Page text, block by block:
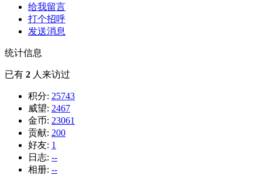
给我留言
打个招呼
发送消息
统计信息
已有 2 人来访过
积分: 25743
威望: 2467
金币: 23061
贡献: 200
好友: 1
日志: --
相册: --